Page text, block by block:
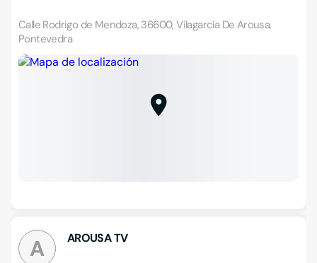
Calle Rodrigo de Mendoza, 36600, Vilagarcía De Arousa,
Pontevedra
A AROUSA TV